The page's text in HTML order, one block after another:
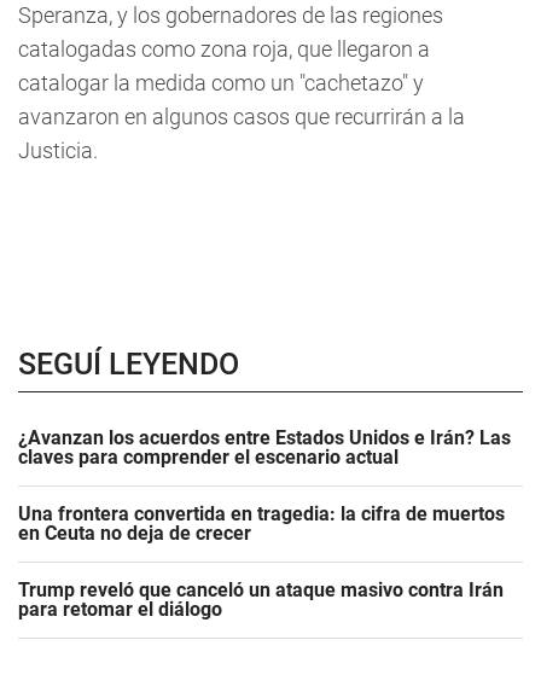
Speranza, y los gobernadores de las regiones
catalogadas como zona roja, que llegaron a
catalogar la medida como un "cachetazo" y
avanzaron en algunos casos que recurrirán a la
Justicia.
SEGUÍ LEYENDO
¿Avanzan los acuerdos entre Estados Unidos e Irán? Las
claves para comprender el escenario actual
Una frontera convertida en tragedia: la cifra de muertos
en Ceuta no deja de crecer
Trump reveló que canceló un ataque masivo contra Irán
para retomar el diálogo